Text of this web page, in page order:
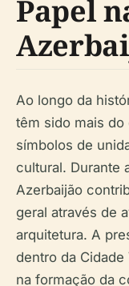
Papel
Ao longo da
têm sido mais
símbolos de
cultural. Durante
Azerbaijão
geral através de
arquitetura. A
dentro da
na formação da